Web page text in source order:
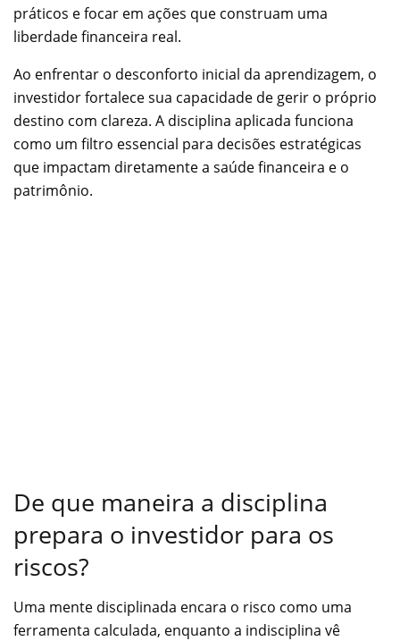
práticos e focar em ações que construam uma
liberdade financeira real.
Ao enfrentar o desconforto inicial da aprendizagem, o
investidor fortalece sua capacidade de gerir o próprio
destino com clareza. A disciplina aplicada funciona
como um filtro essencial para decisões estratégicas
que impactam diretamente a saúde financeira e o
patrimônio.
De que maneira a disciplina
prepara o investidor para os
riscos?
Uma mente disciplinada encara o risco como uma
ferramenta calculada, enquanto a indisciplina vê